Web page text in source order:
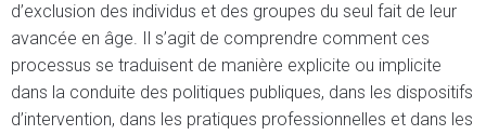
d’exclusion des individus et des groupes du seul fait de leur
avancée en âge. Il s’agit de comprendre comment ces
processus se traduisent de manière explicite ou implicite
dans la conduite des politiques publiques, dans les dispositifs
d’intervention, dans les pratiques professionnelles et dans les